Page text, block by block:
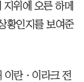
위에 오른 하메
황인지를 보여준
이란ㆍ이라크 전